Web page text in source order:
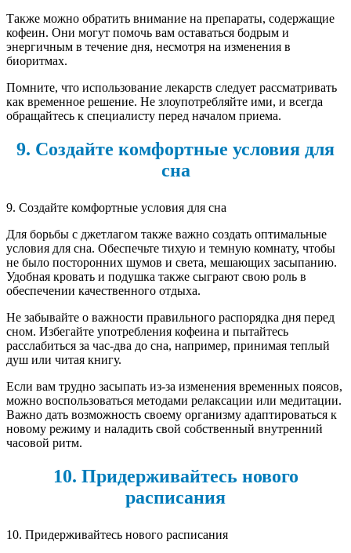
Также можно обратить внимание на препараты, содержащие
кофеин. Они могут помочь вам оставаться бодрым и
энергичным в течение дня, несмотря на изменения в
биоритмах.
Помните, что использование лекарств следует рассматривать
как временное решение. Не злоупотребляйте ими, и всегда
обращайтесь к специалисту перед началом приема.
9. Создайте комфортные условия для
сна
9. Создайте комфортные условия для сна
Для борьбы с джетлагом также важно создать оптимальные
условия для сна. Обеспечьте тихую и темную комнату, чтобы
не было посторонних шумов и света, мешающих засыпанию.
Удобная кровать и подушка также сыграют свою роль в
обеспечении качественного отдыха.
Не забывайте о важности правильного распорядка дня перед
сном. Избегайте употребления кофеина и пытайтесь
расслабиться за час-два до сна, например, принимая теплый
душ или читая книгу.
Если вам трудно засыпать из-за изменения временных поясов,
можно воспользоваться методами релаксации или медитации.
Важно дать возможность своему организму адаптироваться к
новому режиму и наладить свой собственный внутренний
часовой ритм.
10. Придерживайтесь нового
расписания
10. Придерживайтесь нового расписания